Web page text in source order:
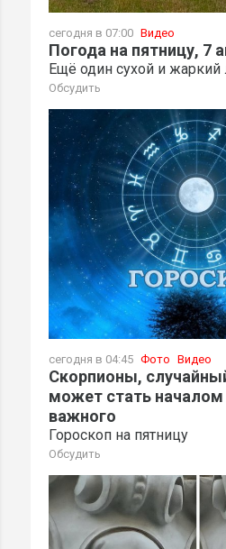
сегодня в 07:00 Видео
Погода на пятницу, 7
Ещё один сухой и жаркий
Обсудить
сегодня в 04:45 Фото Видео
Скорпионы,
может стать началом
важного
Гороскоп на пятницу
Обсудить